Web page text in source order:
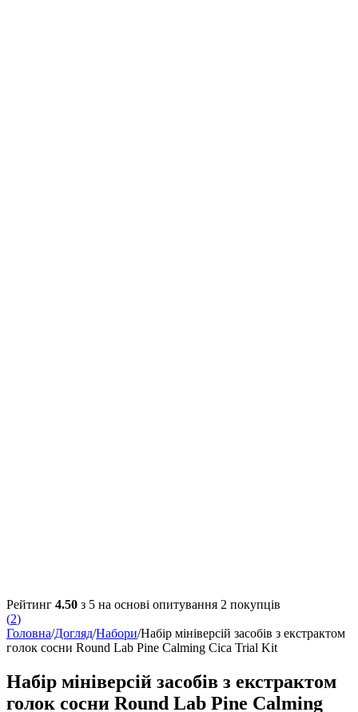
Рейтинг 4.50 з 5 на основі опитування 2 покупців
(2)
Головна/Догляд/Набори/Набір мініверсій засобів з екстрактом
голок сосни Round Lab Pine Calming Cica Trial Kit
Набір мініверсій засобів з екстрактом
голок сосни Round Lab Pine Calming